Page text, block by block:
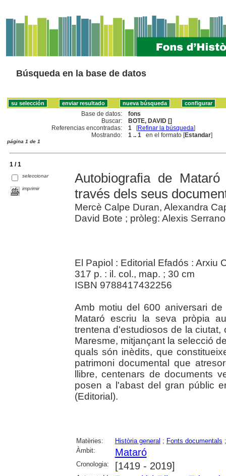
Búsqueda en la base de datos
Base de datos:
fons
Buscar:
BOTE, DAVID []
Referencias encontradas:
1 [Refinar la búsqueda]
Mostrando:
1 .. 1 en el formato [Estandar]
página 1 de 1
1 / 1
seleccionar
imprimir
Autobiografia de
través dels seus
Mercè Calpe Duran, Alexandra
David Bote ; pròleg: Alexis Serrano
El Papiol : Editorial Efadós : Arxiu
317 p. : il. col., map. ; 30 cm
ISBN 9788417432256
Amb motiu del 600 aniversari
Mataró escriu la seva pròpia
trentena d'estudiosos de la
Maresme, mitjançant la selecció
quals són inèdits, que
patrimoni documental que
llibre, centenars de documents
posen a l'abast del gran públic
(Editorial).
Matèries: Història general ; Fonts documentals
Àmbit:
Mataró
Cronologia: [1419 - 2019]